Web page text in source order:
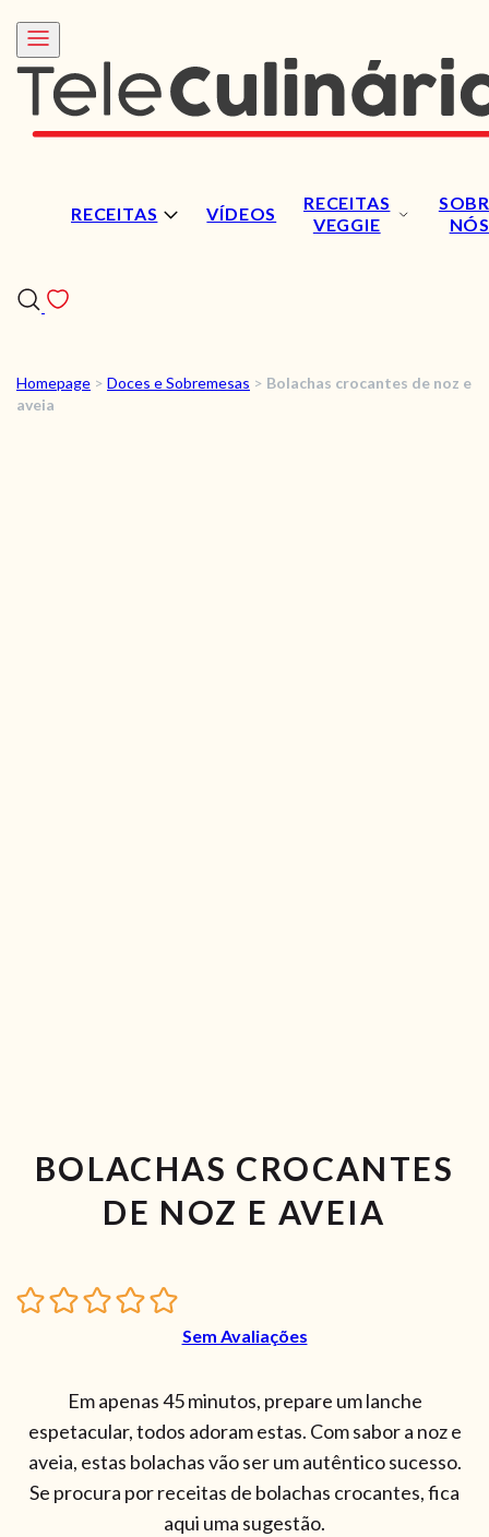
RECEITAS VÍDEOS
RECEITAS
VEGGIE
NÓS
RECEITAS
Homepage > Doces e Sobremesas > Bolachas crocantes de noz e
aveia
BOLACHAS CROCANTES
DE NOZ E AVEIA
Sem Avaliações
Em apenas 45 minutos, prepare um lanche
espetacular, todos adoram estas. Com sabor a noz e
aveia, estas bolachas vão ser um autêntico sucesso.
Se procura por receitas de bolachas crocantes, fica
aqui uma sugestão.